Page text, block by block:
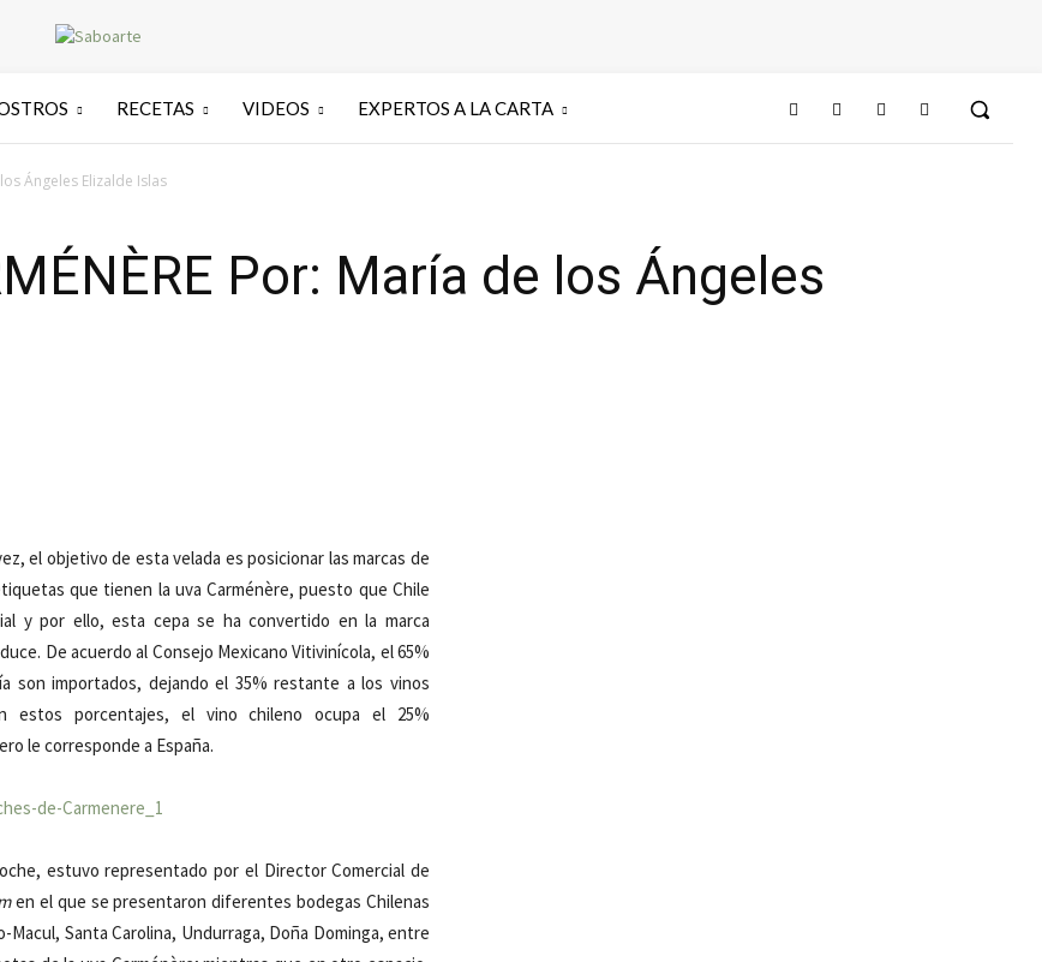
RECETAS VIDEOS EXPERTOS A LA CARTA
los Ángeles Elizalde Islas
Por: María de los Ángeles
el objetivo de esta velada es posicionar las marcas de
que tienen la uva Carménère, puesto que Chile
y por ello, esta cepa se ha convertido en la marca
De acuerdo al Consejo Mexicano Vitivinícola, el 65%
son importados, dejando el 35% restante a los vinos
estos porcentajes, el vino chileno ocupa el 25%
le corresponde a España.
estuvo representado por el Director Comercial de
en el que se presentaron diferentes bodegas Chilenas
Santa Carolina, Undurraga, Doña Dominga, entre